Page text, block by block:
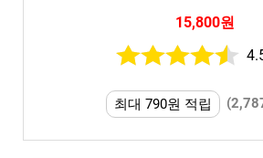
15,800원
최대 790원 적립